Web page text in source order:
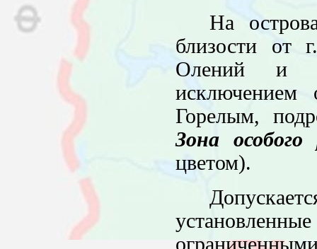
На
близости от
Олений и
Горелым,
Зона
цветом).